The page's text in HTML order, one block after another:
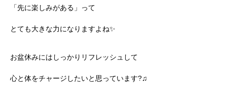
「先に楽しみがある」って
とても大きな力になりますよね✨
お盆休みにはしっかりリフレッシュして
心と体をチャージしたいと思っています?♫